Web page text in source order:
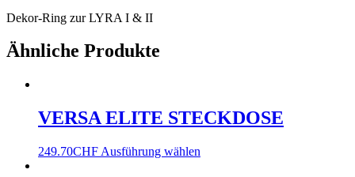
Dekor-Ring zur LYRA I & II
Ähnliche Produkte
VERSA ELITE STECKDOSE
249.70CHF Ausführung wählen